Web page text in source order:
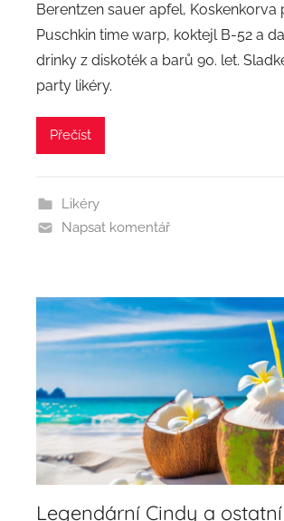
Berentzen sauer apfel, Koskenkorva
Puschkin time warp, koktejl B-52 a
drinky z diskoték a barů 90. let.
party likéry.
Přečíst
Likéry
Napsat komentář
Legendární Cindy a ostatní